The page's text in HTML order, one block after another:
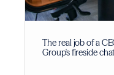
The real job of a
Group's fireside